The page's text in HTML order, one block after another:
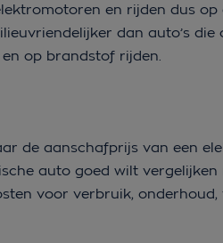
en rijden dus
dan auto’s die
op brandstof rijden.
de aanschafprijs van een
auto goed wilt vergelijken
voor verbruik, onderhoud,